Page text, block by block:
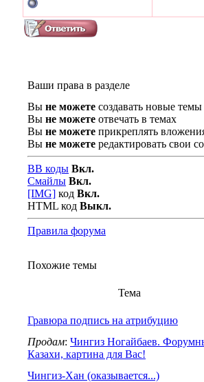
Ваши права в разделе
Вы не можете создавать новые темы
Вы не можете отвечать в темах
Вы не можете прикреплять
Вы не можете редактировать свои
BB коды Вкл.
Смайлы Вкл.
[IMG] код Вкл.
HTML код Выкл.
Правила форума
Похожие темы
Тема
Гравюра подпись на атрибуцию
Продам: Чингиз Ногайбаев.
Казахи, картина для Вас!
Чингиз-Хан (оказывается...)